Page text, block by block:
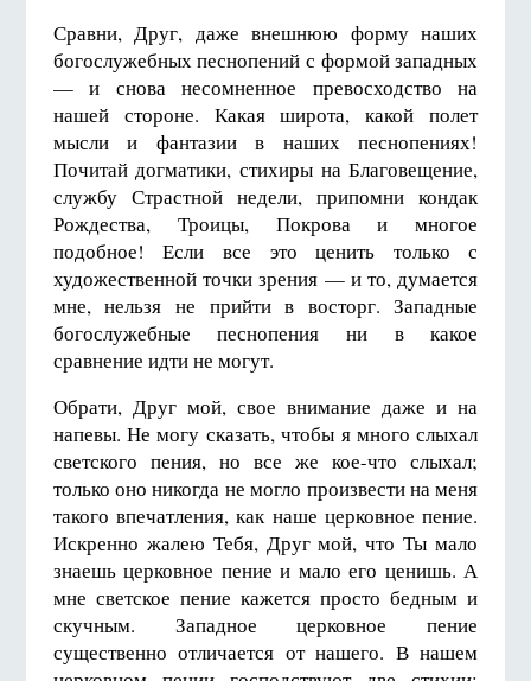
Сравни, Друг, даже внешнюю форму наших
богослужебных песнопений с формой западных
— и снова несомненное превосходство на
нашей стороне. Какая широта, какой полет
мысли и фантазии в наших песнопениях!
Почитай догматики, стихиры на Благовещение,
службу Страстной недели, припомни кондак
Рождества, Троицы, Покрова и многое
подобное! Если все это ценить только с
художественной точки зрения — и то, думается
мне, нельзя не прийти в восторг. Западные
богослужебные песнопения ни в какое
сравнение идти не могут.
Обрати, Друг мой, свое внимание даже и на
напевы. Не могу сказать, чтобы я много слыхал
светского пения, но все же кое-что слыхал;
только оно никогда не могло произвести на меня
такого впечатления, как наше церковное пение.
Искренно жалею Тебя, Друг мой, что Ты мало
знаешь церковное пение и мало его ценишь. А
мне светское пение кажется просто бедным и
скучным. Западное церковное пение
существенно отличается от нашего. В нашем